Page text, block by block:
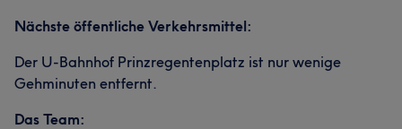
Nächste öffentliche Verkehrsmittel:
Der U-Bahnhof Prinzregentenplatz ist nur wenige
Gehminuten entfernt.
Das Team: